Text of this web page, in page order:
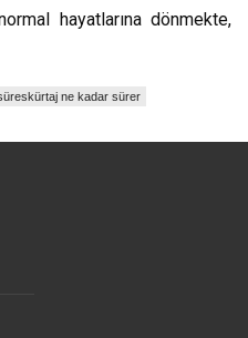
hayatlarına dönmekte,
ne kadar sürer